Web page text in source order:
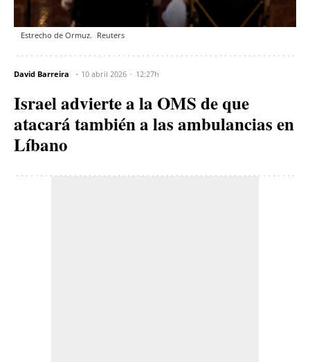
Estrecho de Ormuz. Reuters
David Barreira 10 abril 2026 12:27h
Israel advierte a la OMS de que
atacará también a las ambulancias en
Líbano